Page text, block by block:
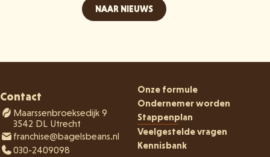
NAAR NIEUWS
Contact
Maarssenbroeksedijk 9
3542 DL Utrecht
franchise@bagelsbeans.nl
030-2409098
Onze formule
Ondernemer worden
Stappenplan
Veelgestelde vragen
Kennisbank